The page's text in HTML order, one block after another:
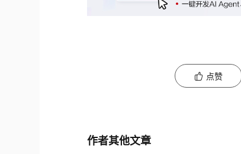
点赞
作者其他文章